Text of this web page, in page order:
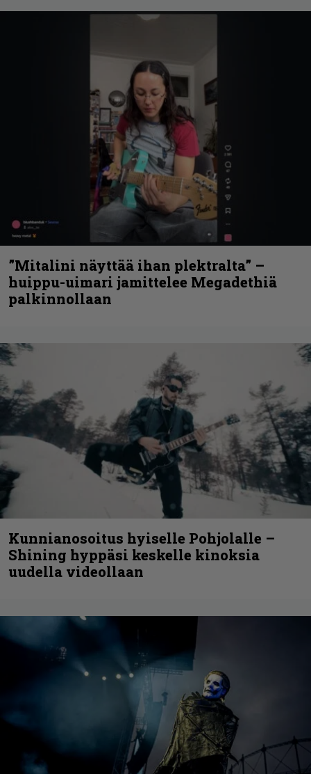
”Mitalini näyttää ihan plektralta” –
huippu-uimari jamittelee Megadethiä
palkinnollaan
Kunnianosoitus hyiselle Pohjolalle –
Shining hyppäsi keskelle kinoksia
uudella videollaan